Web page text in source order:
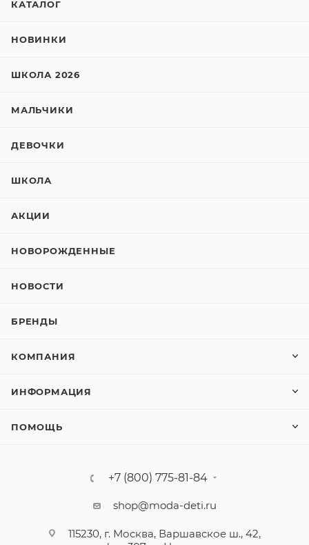
КАТАЛОГ
НОВИНКИ
ШКОЛА 2026
МАЛЬЧИКИ
ДЕВОЧКИ
ШКОЛА
АКЦИИ
НОВОРОЖДЕННЫЕ
НОВОСТИ
БРЕНДЫ
КОМПАНИЯ
ИНФОРМАЦИЯ
ПОМОЩЬ
+7 (800) 775-81-84
shop@moda-deti.ru
115230, г. Москва, Варшавское ш., 42,